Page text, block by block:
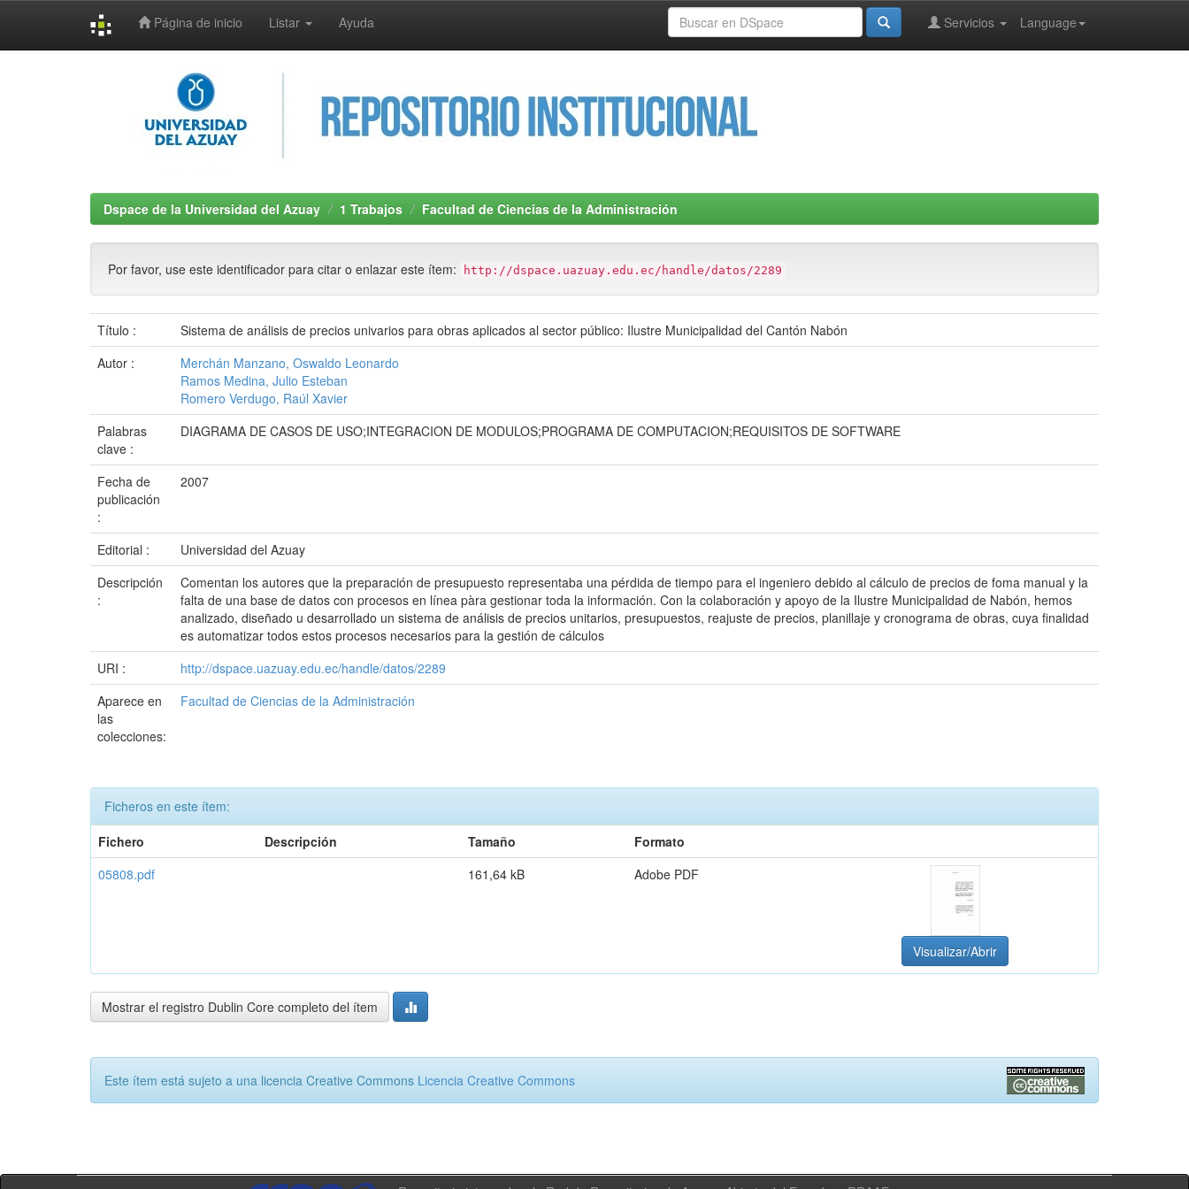
Página de inicio Listar Ayuda Language
Servicios
Dspace de la Universidad del Azuay 1 Trabajos Facultad de Ciencias de la Administración
Por favor, use este identificador para citar o enlazar este ítem: http://dspace.uazuay.edu.ec/handle/datos/2289
Título :
Sistema de análisis de precios univarios para obras aplicados al sector público: Ilustre Municipalidad del Cantón Nabón
Autor :
Merchán Manzano, Oswaldo Leonardo
Ramos Medina, Julio Esteban
Romero Verdugo, Raúl Xavier
Palabras
clave :
DIAGRAMA DE CASOS DE USO;INTEGRACION DE MODULOS;PROGRAMA DE COMPUTACION;REQUISITOS DE SOFTWARE
Fecha de
publicación
:
2007
Editorial :
Universidad del Azuay
Descripción
:
Comentan los autores que la preparación de presupuesto representaba una pérdida de tiempo para el ingeniero debido al cálculo de precios de foma manual y la
falta de una base de datos con procesos en línea pàra gestionar toda la información. Con la colaboración y apoyo de la Ilustre Municipalidad de Nabón, hemos
analizado, diseñado u desarrollado un sistema de análisis de precios unitarios, presupuestos, reajuste de precios, planillaje y cronograma de obras, cuya finalidad
es automatizar todos estos procesos necesarios para la gestión de cálculos
URI :
http://dspace.uazuay.edu.ec/handle/datos/2289
Aparece en
las
colecciones:
Facultad de Ciencias de la Administración
Ficheros en este ítem:
Fichero
Descripción Tamaño
Formato
05808.pdf
161,64 kB Adobe PDF
Visualizar/Abrir
Mostrar el registro Dublin Core completo del ítem
Este ítem está sujeto a una licencia Creative Commons Licencia Creative Commons